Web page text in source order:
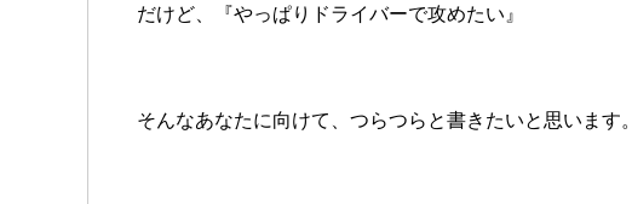
だけど、『やっぱりドライバーで攻めたい』
そんなあなたに向けて、つらつらと書きたいと思います。